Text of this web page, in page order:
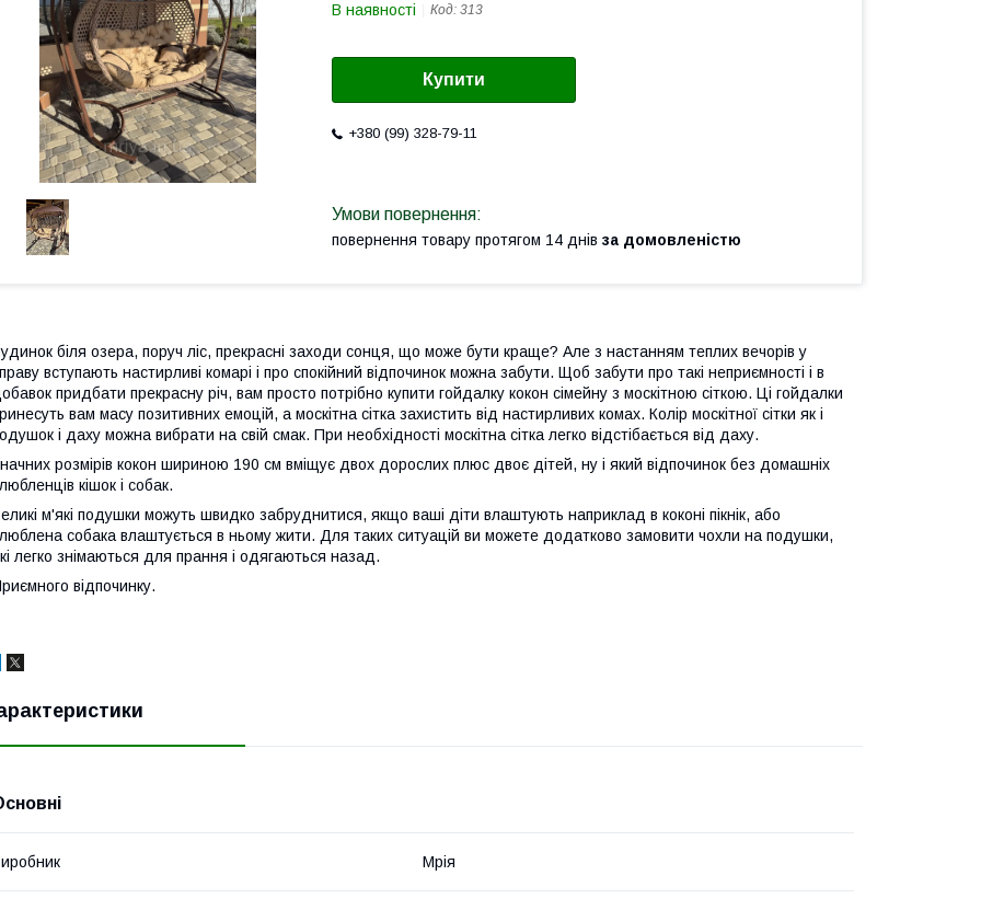
В наявності Код: 313
Купити
+380 (99) 328-79-11
повернення товару протягом 14 днів за домовленістю
біля озера, поруч ліс, прекрасні заходи сонця, що може бути краще? Але з настанням теплих вечорів у
вступають настирливі комарі і про спокійний відпочинок можна забути. Щоб забути про такі неприємності і в
придбати прекрасну річ, вам просто потрібно купити гойдалку кокон сімейну з москітною сіткою. Ці гойдалки
вам масу позитивних емоцій, а москітна сітка захистить від настирливих комах. Колір москітної сітки як і
і даху можна вибрати на свій смак. При необхідності москітна сітка легко відстібається від даху.
розмірів кокон шириною 190 см вміщує двох дорослих плюс двоє дітей, ну і який відпочинок без домашніх
кішок і собак.
м'які подушки можуть швидко забруднитися, якщо ваші діти влаштують наприклад в коконі пікнік, або
собака влаштується в ньому жити. Для таких ситуацій ви можете додатково замовити чохли на подушки,
легко знімаються для прання і одягаються назад.
відпочинку.
Мрія